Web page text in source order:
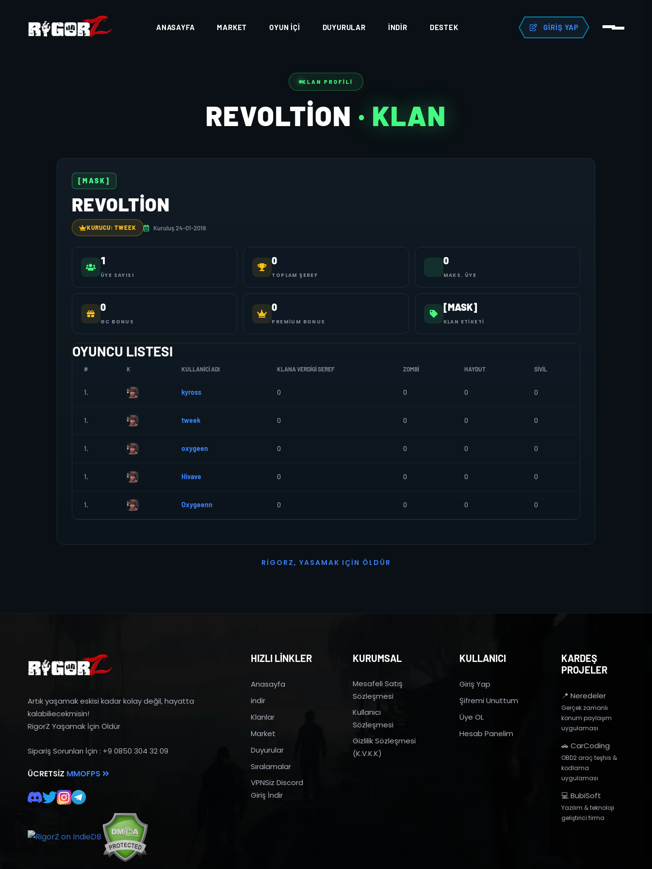
ANASAYFA MARKET OYUN İÇI DUYURULAR İNDIR DESTEK GIRIŞ YAP
KLAN PROFILI
REVOLTİON · KLAN
[MASK]
REVOLTİON
KURUCU: TWEEK Kuruluş 24-01-2016
1
ÜYE SAYISI
0
TOPLAM ŞEREF
0
MAKS. ÜYE
0
GC BONUS
0
PREMIUM BONUS
[MASK]
KLAN ETIKETI
OYUNCU LISTESI
# K KULLANICI ADI KLANA VERDIGI SEREF ZOMBI HAYDUT SIVIL
1. kyross 0 0 0 0
1. tweek 0 0 0 0
1. oxygeen 0 0 0 0
1. Hivave 0 0 0 0
1. Oxygeenn 0 0 0 0
R I G O R Z, YASAMAK I ÇI N Ö L D Ü R
Artık yaşamak eskisi kadar kolay değil, hayatta
kalabiliecekmisin!
RigorZ Yaşamak İçin Öldür
Sipariş Sorunları İçin : +9 0850 304 32 09
ÜCRETSIZ MMOFPS
HIZLI LİNKLER
Anasayfa
indir
Klanlar
Market
Duyurular
Sıralamalar
VPNSiz Discord
Giriş İndir
KURUMSAL
Mesafeli Satış
Sözleşmesi
Kullanıcı
Sözleşmesi
Gizlilik Sözleşmesi
(K.V.K.K)
KULLANICI
Giriş Yap
Şifremi Unuttum
Üye OL
Hesab Panelim
KARDEŞ
PROJELER
📍 Neredeler
Gerçek zamanlı
konum paylaşım
uygulaması
🚗 CarCoding
OBD2 araç teşhis &
kodlama
uygulaması
💻 BubiSoft
Yazılım & teknoloji
geliştirici firma